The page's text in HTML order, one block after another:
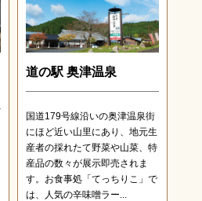
道の駅 奥津温泉
国道179号線沿いの奥津温泉街
にほど近い山里にあり、地元生
産者の採れたて野菜や山菜、特
産品の数々が展示即売されま
す。お食事処「てっちりこ」で
は、人気の辛味噌ラー...